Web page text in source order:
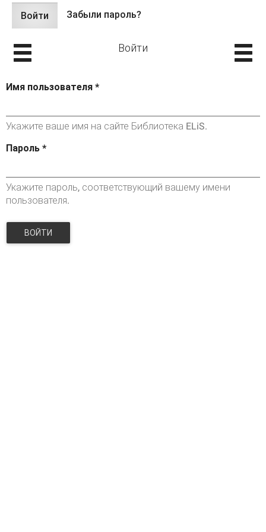
Главные вкладки
Войти (активная
вкладка)
Забыли пароль?
Войти
Имя пользователя *
Укажите ваше имя на сайте Библиотека ELiS.
Пароль *
Укажите пароль, соответствующий вашему имени
пользователя.
ВОЙТИ